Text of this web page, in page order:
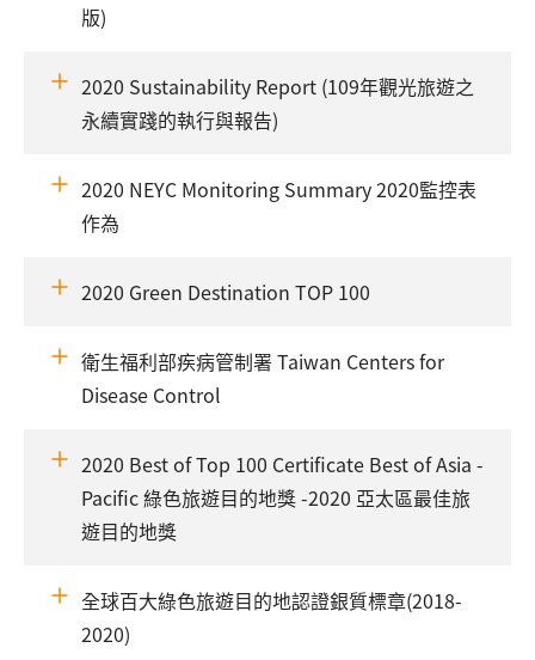
版)
2020 Sustainability Report (109年觀光旅遊之
永續實踐的執行與報告)
2020 NEYC Monitoring Summary 2020監控表
作為
2020 Green Destination TOP 100
衛生福利部疾病管制署 Taiwan Centers for
Disease Control
2020 Best of Top 100 Certificate Best of Asia -
Pacific 綠色旅遊目的地獎 -2020 亞太區最佳旅
遊目的地獎
全球百大綠色旅遊目的地認證銀質標章(2018-
2020)